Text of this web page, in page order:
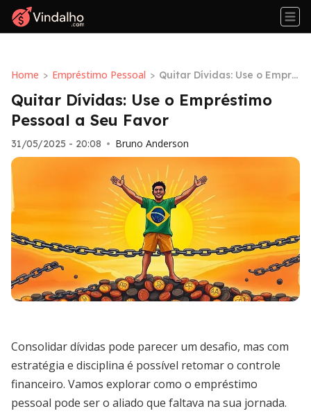
Home > Empréstimo Pessoal > Quitar Dívidas: Use o Empré
stimo Pessoal a Seu Favor
Quitar Dívidas: Use o Empréstimo
Pessoal a Seu Favor
31/05/2025 - 20:08 • Bruno Anderson
Consolidar dívidas pode parecer um desafio, mas com
estratégia e disciplina é possível retomar o controle
financeiro. Vamos explorar como o empréstimo
pessoal pode ser o aliado que faltava na sua jornada.